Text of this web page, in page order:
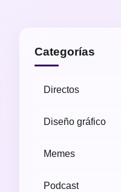
Categorías
Directos
Diseño gráfico
Memes
Podcast